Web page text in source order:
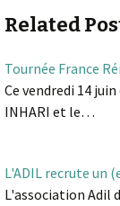
Related
Tournée France
Ce vendredi 14
INHARI et le…
L'ADIL recrute un
L'association Adil